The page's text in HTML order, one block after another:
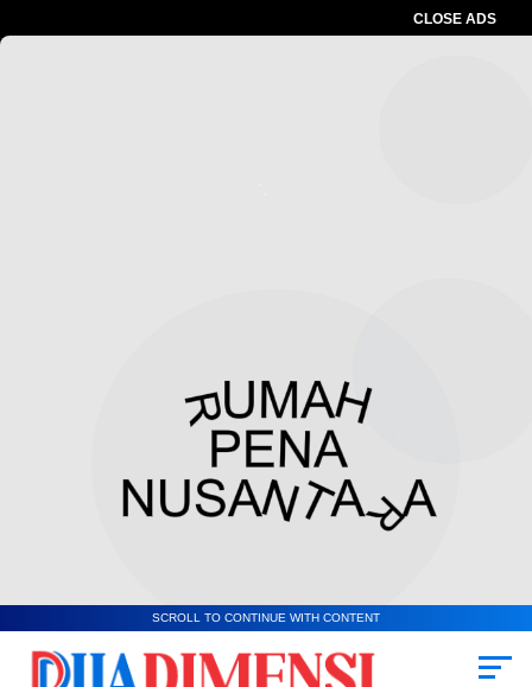
CLOSE ADS
SCROLL TO CONTINUE WITH CONTENT